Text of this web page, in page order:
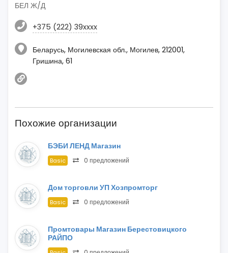
БЕЛ Ж/Д
+375 (222) 39xxxx
Беларусь, Могилевская обл., Могилев, 212001,
Гришина, 61
Похожие организации
БЭБИ ЛЕНД Магазин
Basic 0 предложений
Дом торговли УП Хозпромторг
Basic 0 предложений
Промтовары Магазин Берестовицкого
РАЙПО